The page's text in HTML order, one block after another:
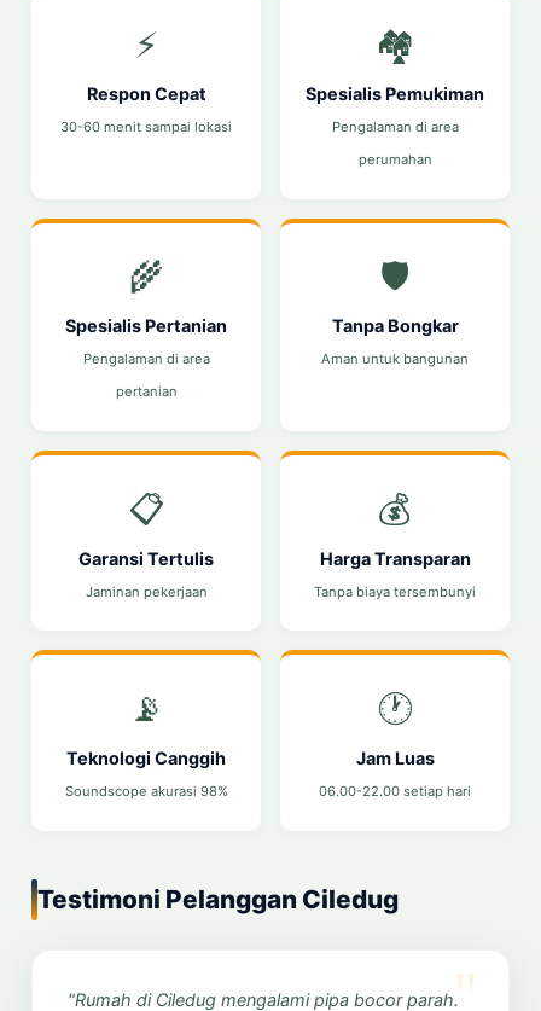
⚡
Respon Cepat
30-60 menit sampai lokasi
🏘️
Spesialis Pemukiman
Pengalaman di area
perumahan
🌾
Spesialis Pertanian
Pengalaman di area
pertanian
🛡️
Tanpa Bongkar
Aman untuk bangunan
📋
Garansi Tertulis
Jaminan pekerjaan
💰
Harga Transparan
Tanpa biaya tersembunyi
📡
Teknologi Canggih
Soundscope akurasi 98%
🕐
Jam Luas
06.00-22.00 setiap hari
Testimoni Pelanggan Ciledug
"Rumah di Ciledug mengalami pipa bocor parah.